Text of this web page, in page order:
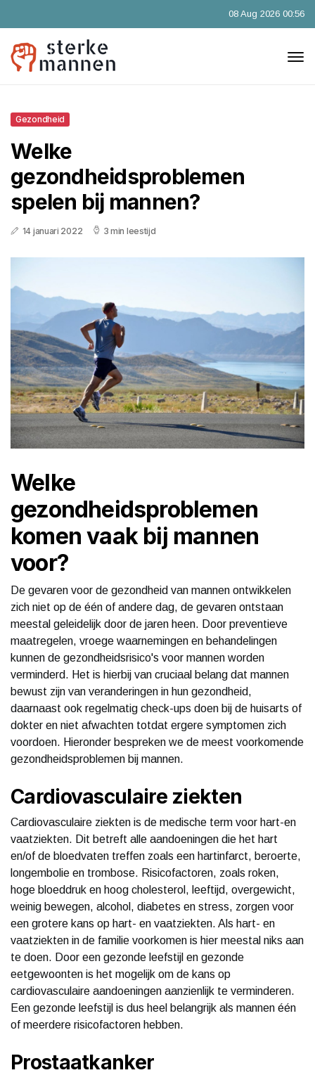
08 Aug 2026 00:56
Gezondheid
Welke
gezondheidsproblemen
spelen bij mannen?
14 januari 2022 3 min leestijd
Welke
gezondheidsproblemen
komen vaak bij mannen
voor?
De gevaren voor de gezondheid van mannen ontwikkelen
zich niet op de één of andere dag, de gevaren ontstaan
meestal geleidelijk door de jaren heen. Door preventieve
maatregelen, vroege waarnemingen en behandelingen
kunnen de gezondheidsrisico's voor mannen worden
verminderd. Het is hierbij van cruciaal belang dat mannen
bewust zijn van veranderingen in hun gezondheid,
daarnaast ook regelmatig check-ups doen bij de huisarts of
dokter en niet afwachten totdat ergere symptomen zich
voordoen. Hieronder bespreken we de meest voorkomende
gezondheidsproblemen bij mannen.
Cardiovasculaire ziekten
Cardiovasculaire ziekten is de medische term voor hart-en
vaatziekten. Dit betreft alle aandoeningen die het hart
en/of de bloedvaten treffen zoals een hartinfarct, beroerte,
longembolie en trombose. Risicofactoren, zoals roken,
hoge bloeddruk en hoog cholesterol, leeftijd, overgewicht,
weinig bewegen, alcohol, diabetes en stress, zorgen voor
een grotere kans op hart- en vaatziekten. Als hart- en
vaatziekten in de familie voorkomen is hier meestal niks aan
te doen. Door een gezonde leefstijl en gezonde
eetgewoonten is het mogelijk om de kans op
cardiovasculaire aandoeningen aanzienlijk te verminderen.
Een gezonde leefstijl is dus heel belangrijk als mannen één
of meerdere risicofactoren hebben.
Prostaatkanker